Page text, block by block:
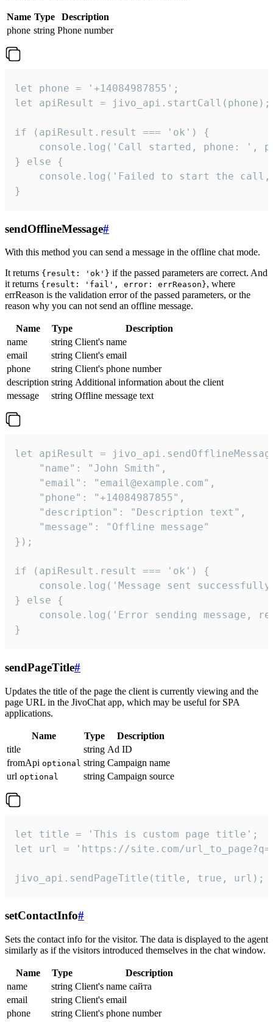
Name Type
Description
phone string Phone number
let phone = '+14084987855';
let apiResult = jivo_api.startCall(phone);
if (apiResult.result === 'ok') {
console.log('Call started, phone: ',
} else {
console.log('Failed to start the
}
sendOfflineMessage#
With this method you can send a message in the offline chat mode.
It returns {result: 'ok'} if the passed parameters are correct. And
it returns {result: 'fail', error: errReason}, where
errReason is the validation error of the passed parameters, or the
reason why you can not send an offline message.
Name Type
Description
name
string Client's name
email
string Client's email
phone
string Client's phone number
description string Additional information about the client
message
string Offline message text
let apiResult =
    "name": "John Smith",
    "email": "email@example.com",
    "phone": "+14084987855",
    "description": "Description text",
    "message": "Offline message"
});
if (apiResult.result === 'ok') {
console.log('Message sent
} else {
console.log('Error sending message,
}
sendPageTitle#
Updates the title of the page the client is currently viewing and the
page URL in the JivoChat app, which may be useful for SPA
applications.
Name Type
Description
title
string Ad ID
fromApi optional string Campaign name
url optional string Campaign source
let title = 'This is custom page title';
let url = 'https://site.com/
jivo_api.sendPageTitle(title, true, url);
setContactInfo#
Sets the contact info for the visitor. The data is displayed to the agent
similarly as if the visitors introduced themselves in the chat window.
Name Type
Description
name
string Client's name сайта
email
string Client's email
phone
string Client's phone number